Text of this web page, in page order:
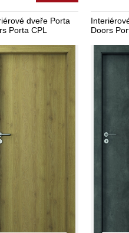
dveře Porta
Porta CPL
Doors